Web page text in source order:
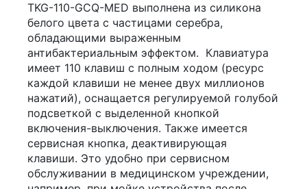
TKG-110-GCQ-MED выполнена из силикона
белого цвета с частицами серебра,
обладающими выраженным
антибактериальным эффектом. Клавиатура
имеет 110 клавиш с полным ходом (ресурс
каждой клавиши не менее двух миллионов
нажатий), оснащается регулируемой голубой
подсветкой с выделенной кнопкой
включения-выключения. Также имеется
сервисная кнопка, деактивирующая
клавиши. Это удобно при сервисном
обслуживании в медицинском учреждении,